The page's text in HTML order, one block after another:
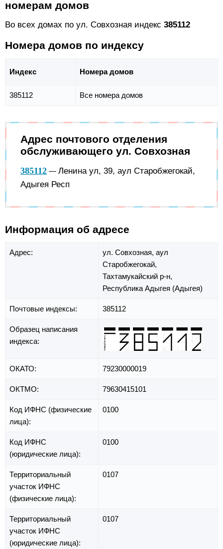
номерам домов
Во всех домах по ул. Совхозная индекс 385112
Номера домов по индексу
Индекс Номера домов
385112 Все номера домов
Адрес почтового отделения
обслуживающего ул. Совхозная
385112 — Ленина ул, 39, аул Старобжегокай,
Адыгея Респ
Информация об адресе
Адрес: ул. Совхозная, аул
Старобжегокай,
Тахтамукайский р-н,
Республика Адыгея (Адыгея)
Почтовые индексы: 385112
Образец написания
индекса:
ОКАТО: 79230000019
ОКТМО: 79630415101
Код ИФНС (физические
лица):
0100
Код ИФНС
(юридические лица):
0100
Территориальный
участок ИФНС
(физические лица):
0107
Территориальный
участок ИФНС
(юридические лица):
0107